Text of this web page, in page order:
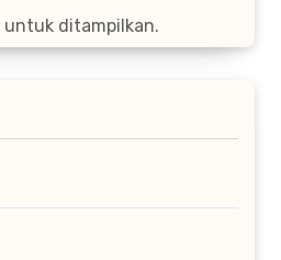
untuk ditampilkan.